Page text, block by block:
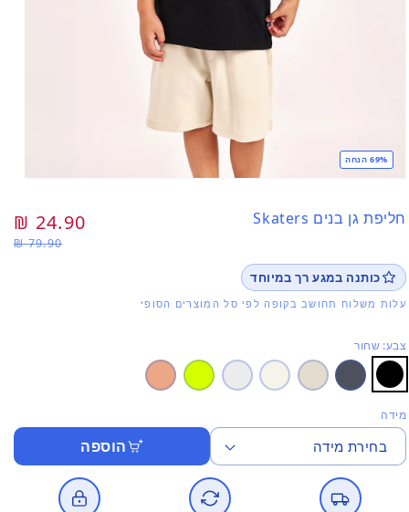
69% הנחה
חליפת גן בנים Skaters
מחיר
רגיל79.90 ₪
24.90 ₪
כותנה במגע רך במיוחד
עלות משלוח תחושב בקופה לפי סל המוצרים הסופי
צבע: שחור
מידה
הוספה